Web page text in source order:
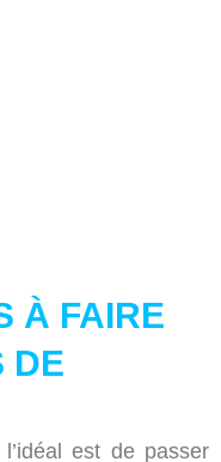
À FAIRE
DE
est de passer